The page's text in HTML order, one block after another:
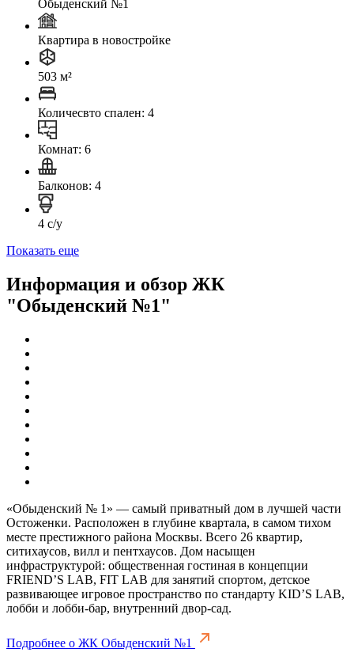
Обыденский №1
Квартира в новостройке
503 м²
Количесвто спален: 4
Комнат: 6
Балконов: 4
4 с/у
Показать еще
Информация и обзор ЖК
"Обыденский №1"
«Обыденский № 1» — самый приватный дом в лучшей части
Остоженки. Расположен в глубине квартала, в самом тихом
месте престижного района Москвы. Всего 26 квартир,
ситихаусов, вилл и пентхаусов. Дом насыщен
инфраструктурой: общественная гостиная в концепции
FRIEND’S LAB, FIT LAB для занятий спортом, детское
развивающее игровое пространство по стандарту KID’S LAB,
лобби и лобби-бар, внутренний двор-сад.
Подробнее о ЖК Обыденский №1